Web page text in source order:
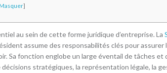
]
au sein de cette forme juridique d’entreprise. La
assume des responsabilités clés pour
Sa fonction englobe un large éventail de tâches et
stratégiques, la représentation légale, la